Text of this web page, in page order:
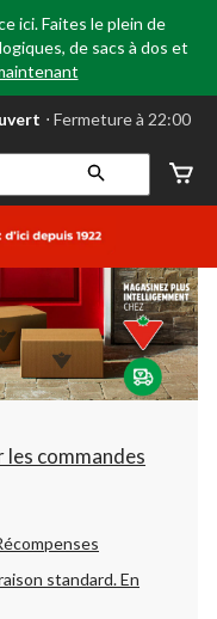
ici. Faites le plein de
de sacs à dos et
⋅ Fermeture à 22:00
commandes
standard.En